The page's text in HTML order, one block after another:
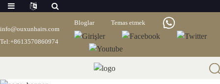
info@ouxunhairs.com
Tel:+8613570860974
Bloglar Temas etmek